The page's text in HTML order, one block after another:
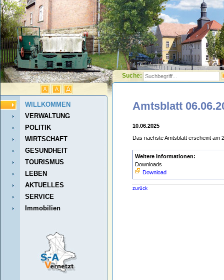
Suche:
WILLKOMMEN
VERWALTUNG
POLITIK
WIRTSCHAFT
GESUNDHEIT
TOURISMUS
LEBEN
AKTUELLES
SERVICE
Immobilien
Amtsblatt
10.06.2025
Das nächste Amtsblatt erscheint am
Weitere Informationen:
Downloads
Download
zurück